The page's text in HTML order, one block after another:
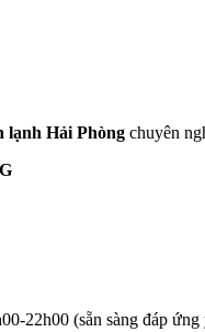
lạnh Hải Phòng chuyên
22h00 (sẵn sàng đáp